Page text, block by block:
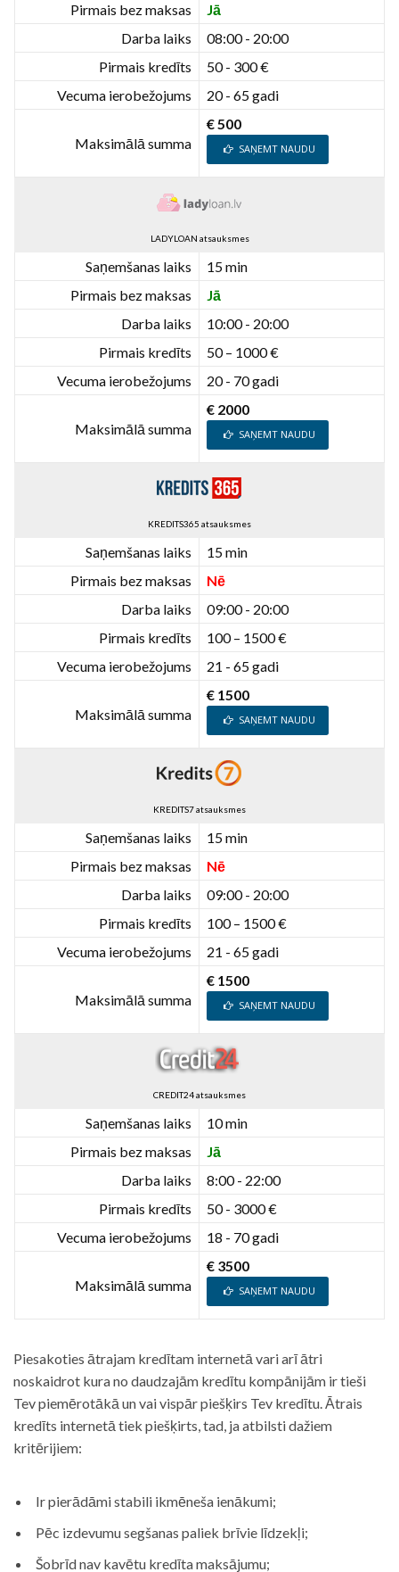
Pirmais bez maksas
Jā
Darba laiks
08:00 - 20:00
Pirmais kredīts
50 - 300 €
Vecuma ierobežojums
20 - 65 gadi
Maksimālā summa
€ 500
SAŅEMT NAUDU
LADYLOAN atsauksmes
Saņemšanas laiks
15 min
Pirmais bez maksas
Jā
Darba laiks
10:00 - 20:00
Pirmais kredīts
50 – 1000 €
Vecuma ierobežojums
20 - 70 gadi
Maksimālā summa
€ 2000
SAŅEMT NAUDU
KREDITS365 atsauksmes
Saņemšanas laiks
15 min
Pirmais bez maksas
Nē
Darba laiks
09:00 - 20:00
Pirmais kredīts
100 – 1500 €
Vecuma ierobežojums
21 - 65 gadi
Maksimālā summa
€ 1500
SAŅEMT NAUDU
KREDITS7 atsauksmes
Saņemšanas laiks
15 min
Pirmais bez maksas
Nē
Darba laiks
09:00 - 20:00
Pirmais kredīts
100 – 1500 €
Vecuma ierobežojums
21 - 65 gadi
Maksimālā summa
€ 1500
SAŅEMT NAUDU
CREDIT24 atsauksmes
Saņemšanas laiks
10 min
Pirmais bez maksas
Jā
Darba laiks
8:00 - 22:00
Pirmais kredīts
50 - 3000 €
Vecuma ierobežojums
18 - 70 gadi
Maksimālā summa
€ 3500
SAŅEMT NAUDU
Piesakoties ātrajam kredītam internetā vari arī ātri
noskaidrot kura no daudzajām kredītu kompānijām ir tieši
Tev piemērotākā un vai vispār piešķirs Tev kredītu. Ātrais
kredīts internetā tiek piešķirts, tad, ja atbilsti dažiem
kritērijiem:
Ir pierādāmi stabili ikmēneša ienākumi;
Pēc izdevumu segšanas paliek brīvie līdzekļi;
Šobrīd nav kavētu kredīta maksājumu;